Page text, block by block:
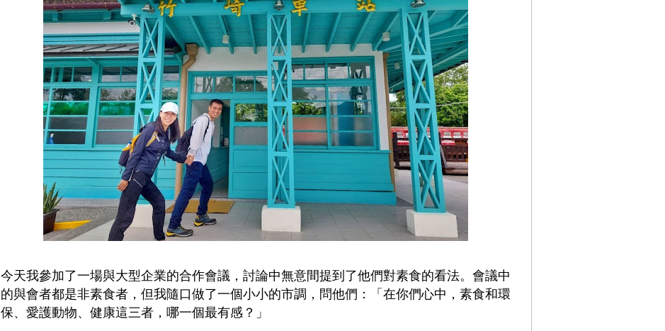
今天我參加了一場與大型企業的合作會議，討論中無意間提到了他們對素食的看法。會議中
的與會者都是非素食者，但我隨口做了一個小小的市調，問他們：「在你們心中，素食和環
保、愛護動物、健康這三者，哪一個最有感？」